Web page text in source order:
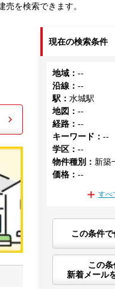
を検索できます。
現在の検索条件
地域 ：--
沿線 ：--
駅 ：水城駅
地図 ：--
経路 ：--
キーワード ：--
学区 ：--
物件種別 ： 新築
価格 ：--
すべ
この条件
この
新着メール